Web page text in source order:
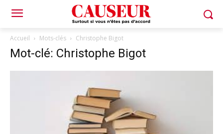
Accueil Mots-clés Christophe Bigot
Mot-clé: Christophe Bigot